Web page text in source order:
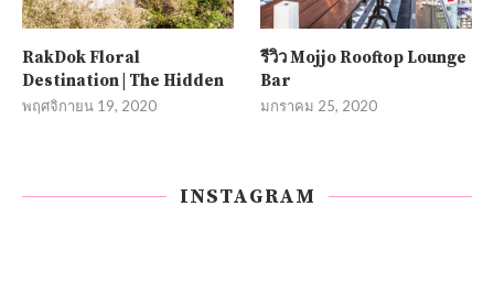
RakDok Floral
Destination | The Hidden
พฤศจิกายน 19, 2020
รีวิว Mojjo Rooftop Lounge
Bar
มกราคม 25, 2020
INSTAGRAM